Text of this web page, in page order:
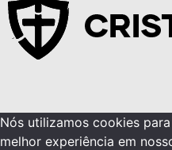
Nós utilizamos cookies
melhor experiência em